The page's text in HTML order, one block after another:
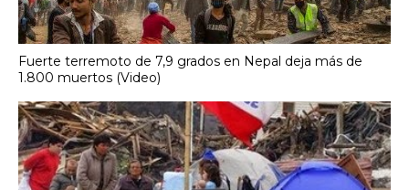
Fuerte terremoto de 7,9 grados en Nepal deja más de
1.800 muertos (Video)